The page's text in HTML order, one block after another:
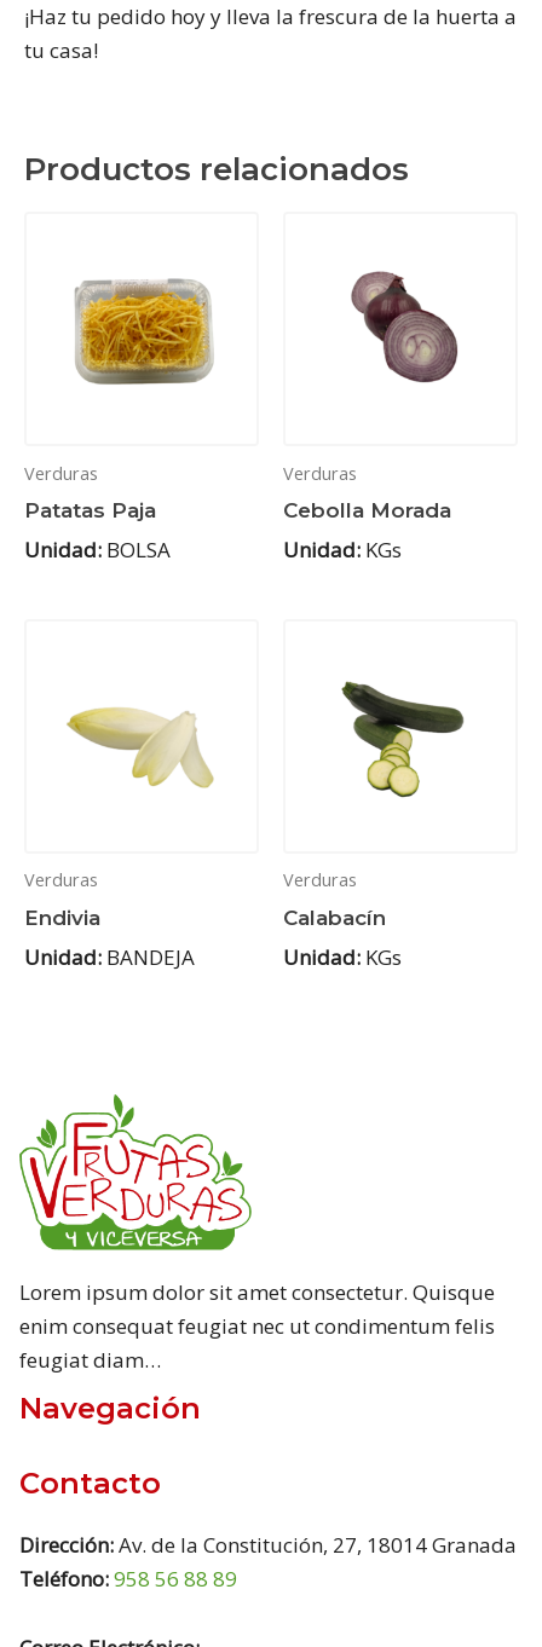
¡Haz tu pedido hoy y lleva la frescura de la huerta a
tu casa!
Productos relacionados
Verduras
Patatas Paja
Unidad: BOLSA
Verduras
Cebolla Morada
Unidad: KGs
Verduras
Endivia
Unidad: BANDEJA
Verduras
Calabacín
Unidad: KGs
Lorem ipsum dolor sit amet consectetur. Quisque
enim consequat feugiat nec ut condimentum felis
feugiat diam…
Navegación
Contacto
Dirección:Av. de la Constitución, 27, 18014 Granada
Teléfono:958 56 88 89